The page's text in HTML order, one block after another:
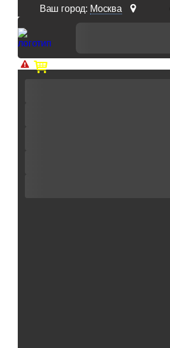
Ваш город: Москва
Доп. скидка от цен на сайте